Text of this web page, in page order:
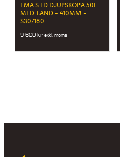
EMA STD DJUPSKOPA 50L
MED TAND – 410MM –
S30/180
9 600kr exkl. moms